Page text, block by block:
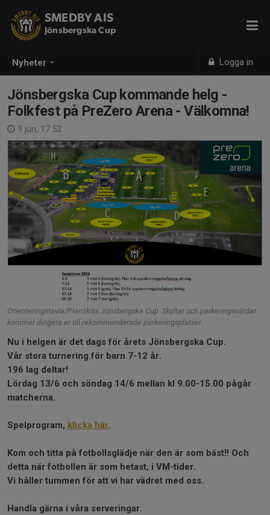
Nyheter Logga in
SMEDBY AIS
Jönsbergska Cup
Jönsbergska Cup kommande helg -
Folkfest på PreZero Arena - Välkomna!
9 jun, 17:52
Orienteringstavla/Planskiss Jönsbergska Cup. Skyltar och parkeringsvärdar
kommer dirigera er till rekommenderade parkeringsplatser.
Nu i helgen är det dags för årets Jönsbergska Cup.
Vår stora turnering för barn 7-12 år.
196 lag deltar!
Lördag 13/6 och söndag 14/6 mellan kl 9.00-15.00 pågår
matcherna.
Spelprogram, klicka här.
Kom och titta på fotbollsglädje när den är som bäst!! Och
detta när fotbollen är som hetast, i VM-tider.
Vi håller tummen för att vi har vädret med oss.
Handla gärna i våra serveringar.